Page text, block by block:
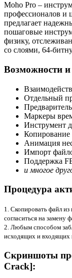
Moho Pro –
профессионалов и
предлагает
пошаговые
физику,
со слоями, 64-
Возможности
Отдельный
Маркеры
Инструмент
Копирование
Анимация
Импорт
Поддержка
и многое
Процедура
1. Скопировать файл из
согласиться на замену
2. Любым способом
исходящих и входящих
Скриншоты
Crack]: